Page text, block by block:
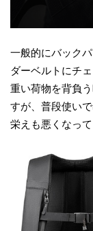
一般的にバック
ダーベルトにチ
重い荷物を背負
すが、普段使い
栄えも悪くなって